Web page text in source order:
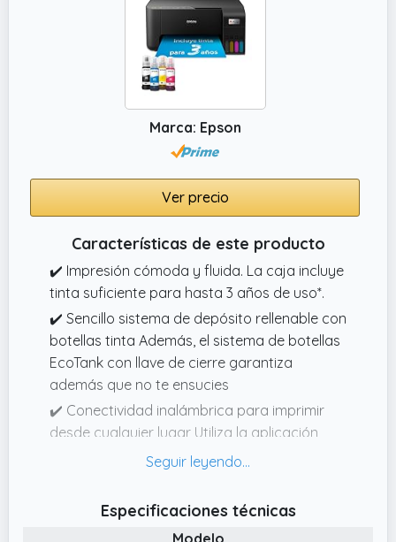
Marca: Epson
Ver precio
Características de este producto
✔️ Impresión cómoda y fluida. La caja incluye
tinta suficiente para hasta 3 años de uso*.
✔️ Sencillo sistema de depósito rellenable con
botellas tinta Además, el sistema de botellas
EcoTank con llave de cierre garantiza
además que no te ensucies
✔️ Conectividad inalámbrica para imprimir
desde cualquier lugar Utiliza la aplicación
Epson Smart Panel para configurar,
✔️ Impresora multifunción A4 Impresión, copia
Especificaciones técnicas
Modelo